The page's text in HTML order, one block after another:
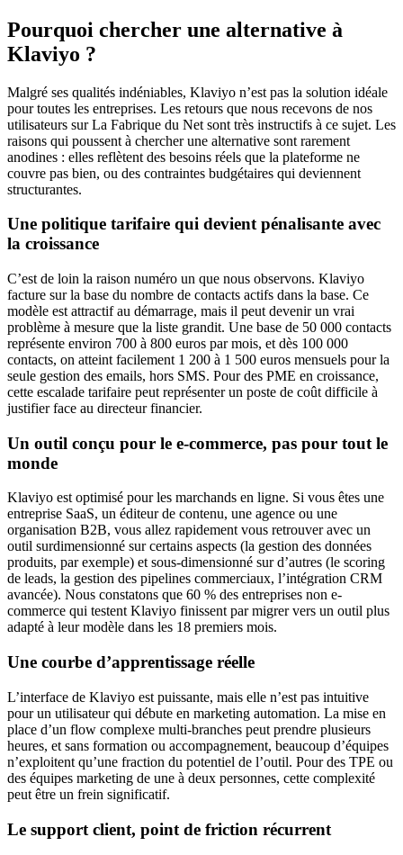
Pourquoi chercher une alternative à
Klaviyo ?
Malgré ses qualités indéniables, Klaviyo n’est pas la solution idéale
pour toutes les entreprises. Les retours que nous recevons de nos
utilisateurs sur La Fabrique du Net sont très instructifs à ce sujet. Les
raisons qui poussent à chercher une alternative sont rarement
anodines : elles reflètent des besoins réels que la plateforme ne
couvre pas bien, ou des contraintes budgétaires qui deviennent
structurantes.
Une politique tarifaire qui devient pénalisante avec
la croissance
C’est de loin la raison numéro un que nous observons. Klaviyo
facture sur la base du nombre de contacts actifs dans la base. Ce
modèle est attractif au démarrage, mais il peut devenir un vrai
problème à mesure que la liste grandit. Une base de 50 000 contacts
représente environ 700 à 800 euros par mois, et dès 100 000
contacts, on atteint facilement 1 200 à 1 500 euros mensuels pour la
seule gestion des emails, hors SMS. Pour des PME en croissance,
cette escalade tarifaire peut représenter un poste de coût difficile à
justifier face au directeur financier.
Un outil conçu pour le e-commerce, pas pour tout le
monde
Klaviyo est optimisé pour les marchands en ligne. Si vous êtes une
entreprise SaaS, un éditeur de contenu, une agence ou une
organisation B2B, vous allez rapidement vous retrouver avec un
outil surdimensionné sur certains aspects (la gestion des données
produits, par exemple) et sous-dimensionné sur d’autres (le scoring
de leads, la gestion des pipelines commerciaux, l’intégration CRM
avancée). Nous constatons que 60 % des entreprises non e-
commerce qui testent Klaviyo finissent par migrer vers un outil plus
adapté à leur modèle dans les 18 premiers mois.
Une courbe d’apprentissage réelle
L’interface de Klaviyo est puissante, mais elle n’est pas intuitive
pour un utilisateur qui débute en marketing automation. La mise en
place d’un flow complexe multi-branches peut prendre plusieurs
heures, et sans formation ou accompagnement, beaucoup d’équipes
n’exploitent qu’une fraction du potentiel de l’outil. Pour des TPE ou
des équipes marketing de une à deux personnes, cette complexité
peut être un frein significatif.
Le support client, point de friction récurrent